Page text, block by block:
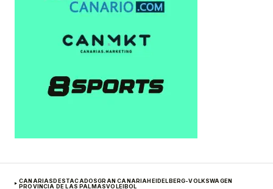
CANARIASDESTACADOSGRAN CANARIAHEIDELBERG-VOLKSWAGEN
PROVINCIA DE LAS PALMASVOLEIBOL